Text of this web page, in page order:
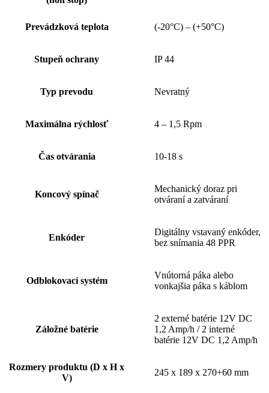
Prevádzková teplota (-20°C) – (+50°C)
Stupeň ochrany IP 44
Typ prevodu Nevratný
Maximálna rýchlosť 4 – 1,5 Rpm
Čas otvárania 10-18 s
Koncový spínač
Mechanický doraz pri
otváraní a zatváraní
Enkóder
Digitálny vstavaný enkóder,
bez snímania 48 PPR
Odblokovací systém
Vnútorná páka alebo
vonkajšia páka s káblom
Záložné batérie
2 externé batérie 12V DC
1,2 Amp/h / 2 interné
batérie 12V DC 1,2 Amp/h
Rozmery produktu (D x H x
V)
245 x 189 x 270+60 mm